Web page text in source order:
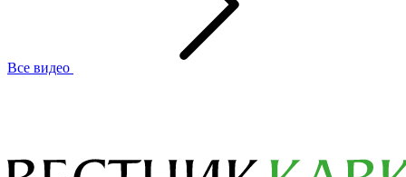
Все видео